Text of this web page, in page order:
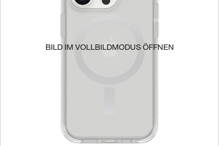
BILD IM VOLLBILDMODUS ÖFFNEN